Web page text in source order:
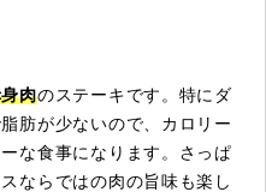
肉のステーキです。特にダ
肪が少ないので、カロリー
な食事になります。さっぱ
ならではの肉の旨味も楽し